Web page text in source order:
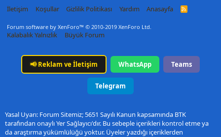
İletişim
Koşullar Gizlilik Politikası Yardım Anasayfa
R
Forum software by XenForo™ © 2010-2019 XenForo Ltd.
Kalabalık Yalnızlık Büyük Forum
📢Reklam ve İletişim WhatsApp Teams
Telegram
Yasal Uyarı: Forum Sitemiz; 5651 Sayılı Kanun kapsamında BTK
tarafından onaylı Yer Sağlayıcı'dır. Bu sebeple içerikleri kontrol etme ya
da araştırma yükümlülüğü yoktur. Üyeler yazdığı içeriklerden